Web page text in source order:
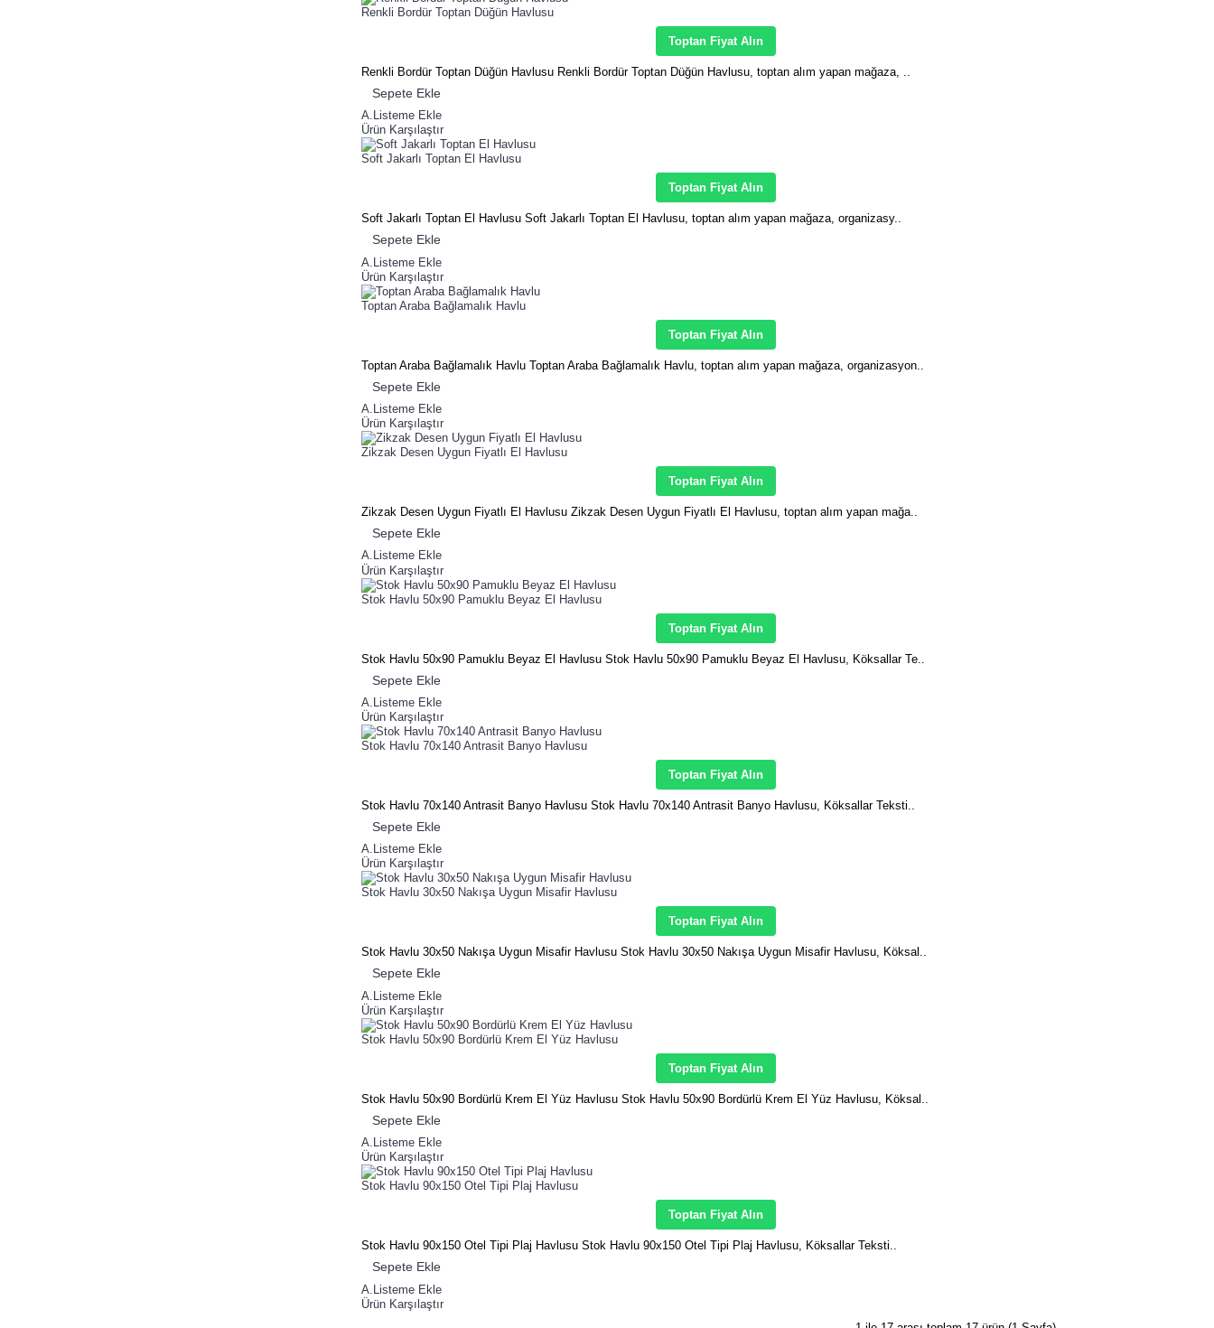
Renkli Bordür Toptan Düğün Havlusu
Toptan Fiyat Alın
Renkli Bordür Toptan Düğün Havlusu Renkli Bordür Toptan Düğün Havlusu, toptan alım yapan mağaza, ..
Sepete Ekle
A.Listeme Ekle
Ürün Karşılaştır
Soft Jakarlı Toptan El Havlusu
Toptan Fiyat Alın
Soft Jakarlı Toptan El Havlusu Soft Jakarlı Toptan El Havlusu, toptan alım yapan mağaza, organizasy..
Sepete Ekle
A.Listeme Ekle
Ürün Karşılaştır
Toptan Araba Bağlamalık Havlu
Toptan Fiyat Alın
Toptan Araba Bağlamalık Havlu Toptan Araba Bağlamalık Havlu, toptan alım yapan mağaza, organizasyon..
Sepete Ekle
A.Listeme Ekle
Ürün Karşılaştır
Zikzak Desen Uygun Fiyatlı El Havlusu
Toptan Fiyat Alın
Zikzak Desen Uygun Fiyatlı El Havlusu Zikzak Desen Uygun Fiyatlı El Havlusu, toptan alım yapan mağa..
Sepete Ekle
A.Listeme Ekle
Ürün Karşılaştır
Stok Havlu 50x90 Pamuklu Beyaz El Havlusu
Toptan Fiyat Alın
Stok Havlu 50x90 Pamuklu Beyaz El Havlusu Stok Havlu 50x90 Pamuklu Beyaz El Havlusu, Köksallar Te..
Sepete Ekle
A.Listeme Ekle
Ürün Karşılaştır
Stok Havlu 70x140 Antrasit Banyo Havlusu
Toptan Fiyat Alın
Stok Havlu 70x140 Antrasit Banyo Havlusu Stok Havlu 70x140 Antrasit Banyo Havlusu, Köksallar Teksti..
Sepete Ekle
A.Listeme Ekle
Ürün Karşılaştır
Stok Havlu 30x50 Nakışa Uygun Misafir Havlusu
Toptan Fiyat Alın
Stok Havlu 30x50 Nakışa Uygun Misafir Havlusu Stok Havlu 30x50 Nakışa Uygun Misafir Havlusu, Köksal..
Sepete Ekle
A.Listeme Ekle
Ürün Karşılaştır
Stok Havlu 50x90 Bordürlü Krem El Yüz Havlusu
Toptan Fiyat Alın
Stok Havlu 50x90 Bordürlü Krem El Yüz Havlusu Stok Havlu 50x90 Bordürlü Krem El Yüz Havlusu, Köksal..
Sepete Ekle
A.Listeme Ekle
Ürün Karşılaştır
Stok Havlu 90x150 Otel Tipi Plaj Havlusu
Toptan Fiyat Alın
Stok Havlu 90x150 Otel Tipi Plaj Havlusu Stok Havlu 90x150 Otel Tipi Plaj Havlusu, Köksallar Teksti..
Sepete Ekle
A.Listeme Ekle
Ürün Karşılaştır